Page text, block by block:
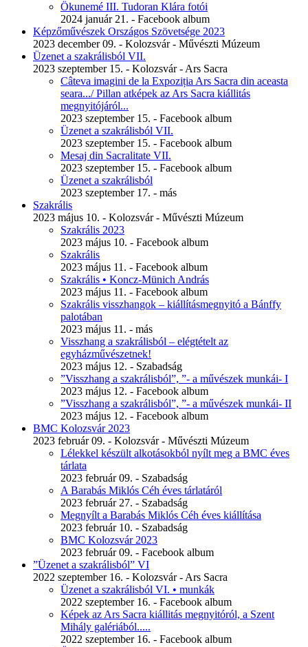
Ökunemé III. Tudoran Klára fotói
2024 január 21. - Facebook album
Képzőművészek Országos Szövetsége 2023
2023 december 09. - Kolozsvár - Művészti Múzeum
Üzenet a szakrálisból VII.
2023 szeptember 15. - Kolozsvár - Ars Sacra
Câteva imagini de la Expoziția Ars Sacra din aceasta
seara.../ Pillan atképek az Ars Sacra kiállitás
megnyitójáról...
2023 szeptember 15. - Facebook album
Üzenet a szakrálisból VII.
2023 szeptember 15. - Facebook album
Mesaj din Sacralitate VII.
2023 szeptember 15. - Facebook album
Üzenet a szakrálisból
2023 szeptember 17. - más
Szakrális
2023 május 10. - Kolozsvár - Művészti Múzeum
Szakrális 2023
2023 május 10. - Facebook album
Szakrális
2023 május 11. - Facebook album
Szakrális • Koncz-Münich András
2023 május 11. - Facebook album
Szakrális visszhangok – kiállításmegnyitó a Bánffy
palotában
2023 május 11. - más
Visszhang a szakrálisból – elégtételt az
egyházművészetnek!
2023 május 12. - Szabadság
”Visszhang a szakrálisból”, ”- a művészek munkái- I
2023 május 12. - Facebook album
”Visszhang a szakrálisból”, ”- a művészek munkái- II
2023 május 12. - Facebook album
BMC Kolozsvár 2023
2023 február 09. - Kolozsvár - Művészti Múzeum
Lélekkel készült alkotásokból nyílt meg a BMC éves
tárlata
2023 február 09. - Szabadság
A Barabás Miklós Céh éves tárlatáról
2023 február 27. - Szabadság
Megnyílt a Barabás Miklós Céh éves kiállítása
2023 február 10. - Szabadság
BMC Kolozsvár 2023
2023 február 09. - Facebook album
”Üzenet a szakrálisból” VI
2022 szeptember 16. - Kolozsvár - Ars Sacra
Üzenet a szakrálisból VI. • munkák
2022 szeptember 16. - Facebook album
Képek az Ars Sacra kiállitás megnyitóról, a Szent
Mihály galériából.....
2022 szeptember 16. - Facebook album